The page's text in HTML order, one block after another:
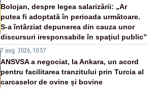
Bolojan, despre legea salarizării: „Ar
putea fi adoptată în perioada următoare.
S-a întârziat depunerea din cauza unor
discursuri iresponsabile în spaţiul public”
7 aug. 2026, 10:57
ANSVSA a negociat, la Ankara, un acord
pentru facilitarea tranzitului prin Turcia al
carcaselor de ovine și bovine